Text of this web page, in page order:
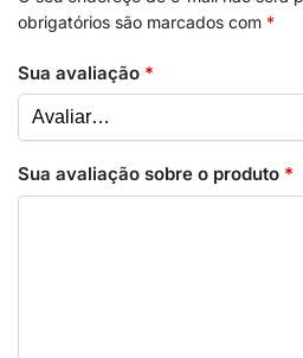
obrigatórios são marcados com *
Sua avaliação *
Sua avaliação sobre o produto *